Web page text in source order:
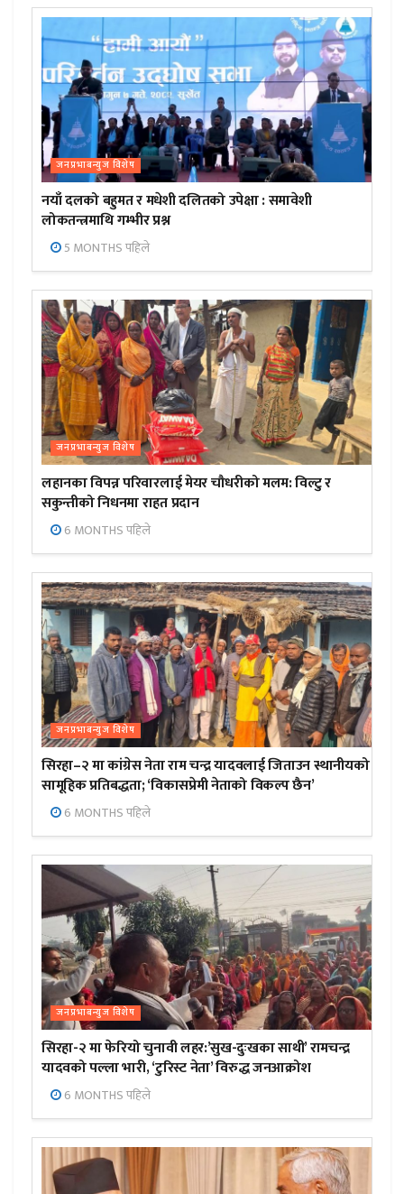
जनप्रभाबन्युज विशेष
नयाँ दलको बहुमत र मधेशी दलितको उपेक्षा : समावेशी
लोकतन्त्रमाथि गम्भीर प्रश्न
5 MONTHS पहिले
जनप्रभाबन्युज विशेष
लहानका विपन्न परिवारलाई मेयर चौधरीको मलम: विल्टु र
सकुन्तीको निधनमा राहत प्रदान
6 MONTHS पहिले
जनप्रभाबन्युज विशेष
सिरहा–२ मा कांग्रेस नेता राम चन्द्र यादवलाई जिताउन स्थानीयको
सामूहिक प्रतिबद्धता; ‘विकासप्रेमी नेताको विकल्प छैन’
6 MONTHS पहिले
जनप्रभाबन्युज विशेष
सिरहा-२ मा फेरियो चुनावी लहर:’सुख-दुःखका साथी’ रामचन्द्र
यादवको पल्ला भारी, ‘टुरिस्ट नेता’ विरुद्ध जनआक्रोश
6 MONTHS पहिले